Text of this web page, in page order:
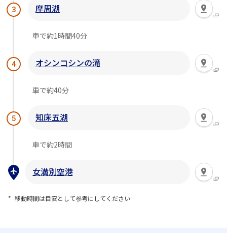
3 摩周湖
車で約1時間40分
4 オシンコシンの滝
車で約40分
5 知床五湖
車で約2時間
女満別空港
移動時間は目安として参考にしてください